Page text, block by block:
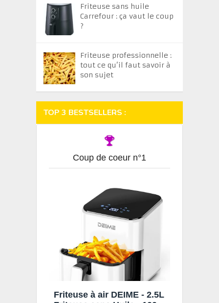
Friteuse sans huile
Carrefour : ça vaut le coup
?
Friteuse professionnelle :
tout ce qu’il faut savoir à
son sujet
TOP 3 BESTSELLERS :
Coup de coeur n°1
Friteuse à air DEIME - 2.5L